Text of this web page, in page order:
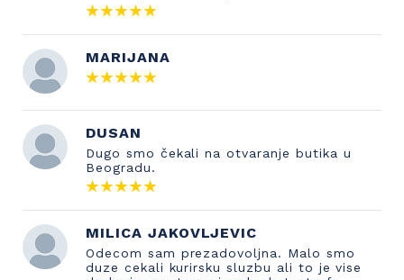
MARIJANA
DUSAN
Dugo smo čekali na otvaranje butika u
Beogradu.
MILICA JAKOVLJEVIC
Odecom sam prezadovoljna. Malo smo
duze cekali kurirsku sluzbu ali to je vise